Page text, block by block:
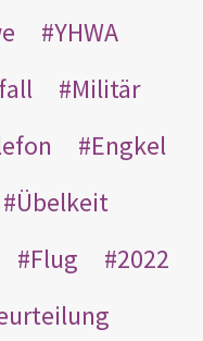
YHWA
Militär
Engkel
Übelkeit
Flug
2022